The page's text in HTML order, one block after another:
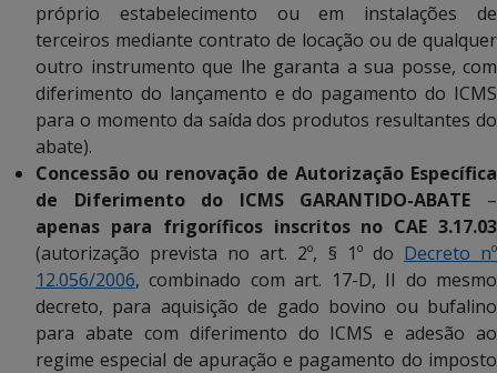
próprio estabelecimento ou em instalações de
terceiros mediante contrato de locação ou de qualquer
outro instrumento que lhe garanta a sua posse, com
diferimento do lançamento e do pagamento do ICMS
para o momento da saída dos produtos resultantes do
abate).
Concessão ou renovação de Autorização Específica
de Diferimento do ICMS GARANTIDO-ABATE –
apenas para frigoríficos inscritos no CAE 3.17.03
(autorização prevista no art. 2º, § 1º do Decreto nº
12.056/2006, combinado com art. 17-D, II do mesmo
decreto, para aquisição de gado bovino ou bufalino
para abate com diferimento do ICMS e adesão ao
regime especial de apuração e pagamento do imposto